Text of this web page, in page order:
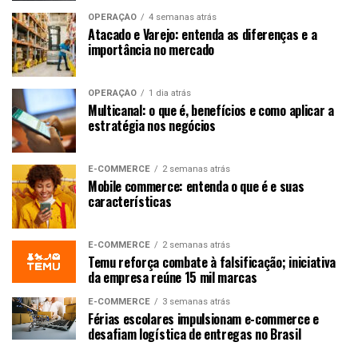
OPERAÇÃO 4 semanas atrás
Atacado e Varejo: entenda as diferenças e a
importância no mercado
OPERAÇÃO 1 dia atrás
Multicanal: o que é, benefícios e como aplicar a
estratégia nos negócios
E-COMMERCE 2 semanas atrás
Mobile commerce: entenda o que é e suas
características
E-COMMERCE 2 semanas atrás
Temu reforça combate à falsificação; iniciativa
da empresa reúne 15 mil marcas
E-COMMERCE 3 semanas atrás
Férias escolares impulsionam e-commerce e
desafiam logística de entregas no Brasil